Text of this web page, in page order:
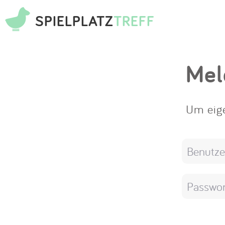
SPIELPLATZTREFF
Um